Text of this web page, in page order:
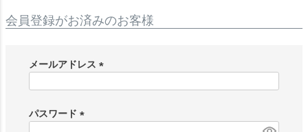
会員登録がお済みのお客様
メールアドレス
)
パスワード